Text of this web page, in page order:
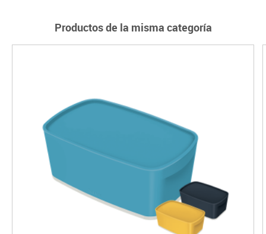
Productos de la misma categoría